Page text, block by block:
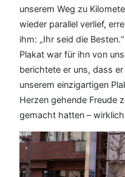
unserem Weg zu
wieder parallel verlief,
ihm: „Ihr seid die
Plakat war für ihn von
berichtete er uns, dass
unserem einzigartigen
Herzen gehende Freude
gemacht hatten – wirklich